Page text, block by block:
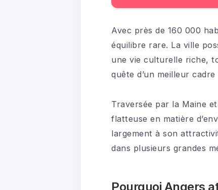
Avec près de 160 000
équilibre rare. La ville
une vie culturelle riche,
quête d’un meilleur cadre
Traversée par la Maine
flatteuse en matière
largement à son
dans plusieurs grandes
Pourquoi Angers